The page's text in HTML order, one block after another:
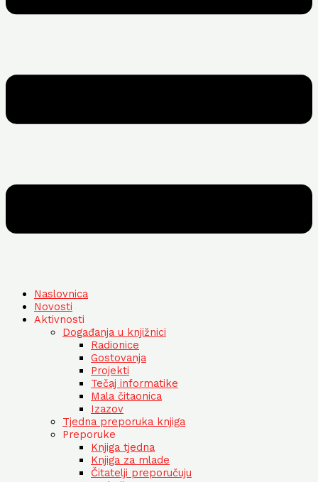
Naslovnica
Novosti
Aktivnosti
Događanja u knjižnici
Radionice
Gostovanja
Projekti
Tečaj informatike
Mala čitaonica
Izazov
Tjedna preporuka knjiga
Preporuke
Knjiga tjedna
Knjiga za mlade
Čitatelji preporučuju